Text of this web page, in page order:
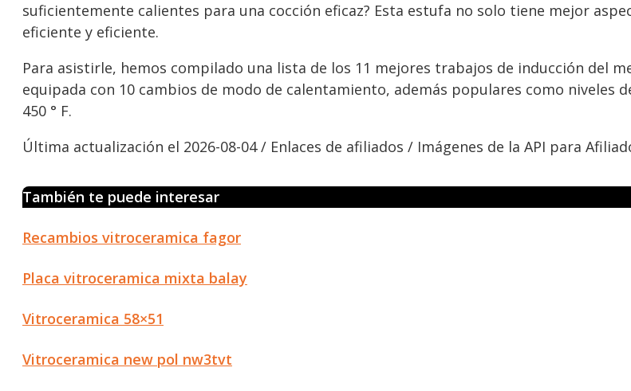
suficientemente calientes para una cocción eficaz? Esta estufa no solo tiene mejor
eficiente y eficiente.
Para asistirle, hemos compilado una lista de los 11 mejores trabajos de inducción del
equipada con 10 cambios de modo de calentamiento, además populares como niveles
450 ° F.
Última actualización el 2026-08-04 / Enlaces de afiliados / Imágenes de la API para
También te puede interesar
Recambios vitroceramica fagor
Placa vitroceramica mixta balay
Vitroceramica 58×51
Vitroceramica new pol nw3tvt